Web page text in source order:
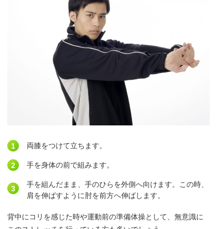
両膝をつけて立ちます。
手を身体の前で組みます。
手を組んだまま、手のひらを外側へ向けます。この時、
肩を伸ばすように肘を前方へ伸ばします。
背中にコリを感じた時や運動前の準備体操として、無意識に